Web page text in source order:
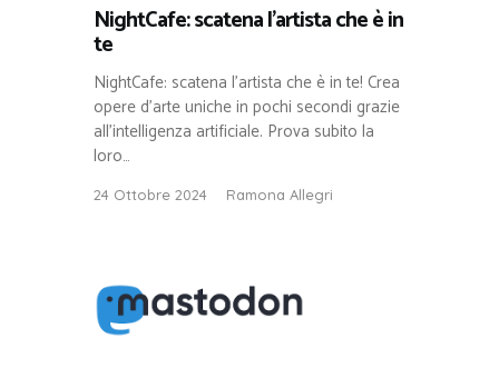
NightCafe: scatena l’artista che è in
te
NightCafe: scatena l’artista che è in te! Crea
opere d’arte uniche in pochi secondi grazie
all’intelligenza artificiale. Prova subito la
loro…
24 Ottobre 2024 Ramona Allegri